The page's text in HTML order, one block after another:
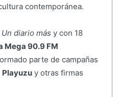
contemporánea.
Un diario más y con 18
Mega 90.9 FM
parte de campañas
Playuzuy otras firmas